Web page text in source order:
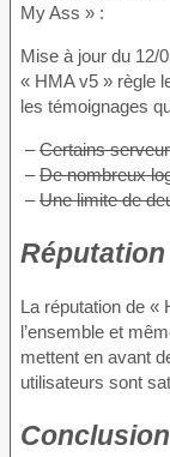
My Ass » :
Mise à jour du 12/
« HMA v5 » règle
les témoignages
–Certains
–De nombreux
–Une limite de
Réputation
La réputation de «
l’ensemble et
mettent en avant
utilisateurs sont
Conclusion